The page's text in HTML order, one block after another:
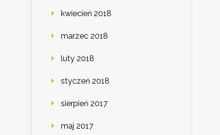
kwiecień 2018
marzec 2018
luty 2018
styczeń 2018
sierpień 2017
maj 2017